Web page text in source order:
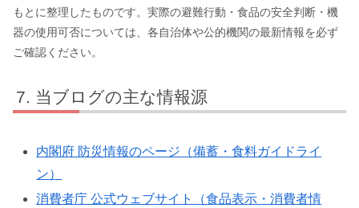
もとに整理したものです。実際の避難行動・食品の安全判断・機
器の使用可否については、各自治体や公的機関の最新情報を必ず
ご確認ください。
当ブログの主な情報源
内閣府 防災情報のページ（備蓄・食料ガイドライ
ン）
消費者庁 公式ウェブサイト（食品表示・消費者情